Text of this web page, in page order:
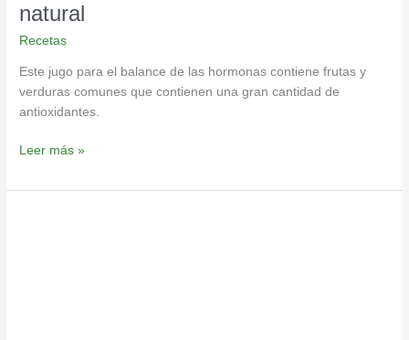
natural
Recetas
Este jugo para el balance de las hormonas contiene frutas y
verduras comunes que contienen una gran cantidad de
antioxidantes.
Leer más »